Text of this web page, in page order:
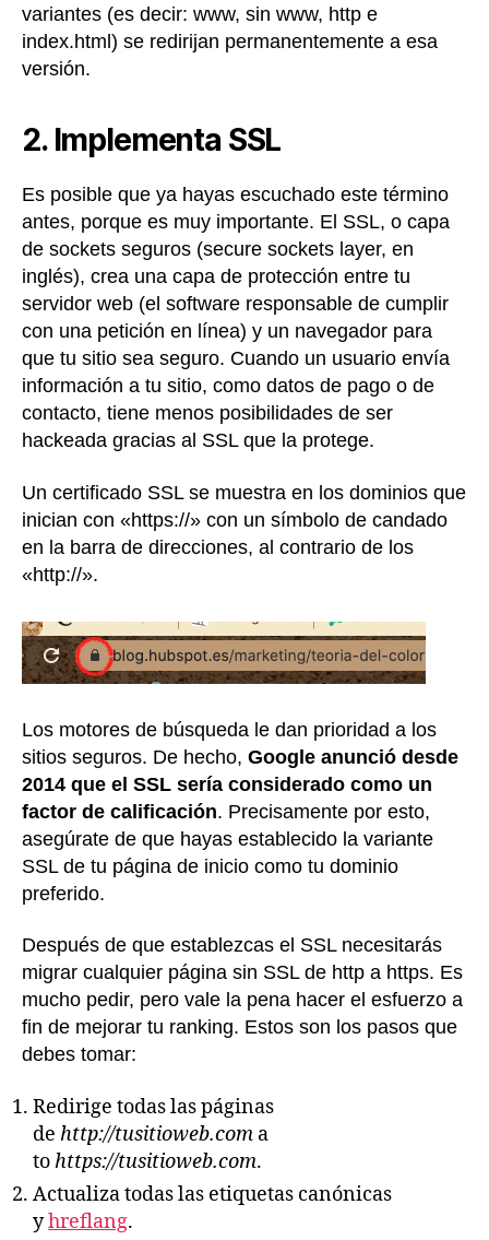
variantes (es decir: www, sin www, http e
index.html) se redirijan permanentemente a esa
versión.
2. Implementa SSL
Es posible que ya hayas escuchado este término
antes, porque es muy importante. El SSL, o capa
de sockets seguros (secure sockets layer, en
inglés), crea una capa de protección entre tu
servidor web (el software responsable de cumplir
con una petición en línea) y un navegador para
que tu sitio sea seguro. Cuando un usuario envía
información a tu sitio, como datos de pago o de
contacto, tiene menos posibilidades de ser
hackeada gracias al SSL que la protege.
Un certificado SSL se muestra en los dominios que
inician con «https://» con un símbolo de candado
en la barra de direcciones, al contrario de los
«http://».
Los motores de búsqueda le dan prioridad a los
sitios seguros. De hecho, Google anunció desde
2014 que el SSL sería considerado como un
factor de calificación. Precisamente por esto,
asegúrate de que hayas establecido la variante
SSL de tu página de inicio como tu dominio
preferido.
Después de que establezcas el SSL necesitarás
migrar cualquier página sin SSL de http a https. Es
mucho pedir, pero vale la pena hacer el esfuerzo a
fin de mejorar tu ranking. Estos son los pasos que
debes tomar:
Redirige todas las páginas
de http://tusitioweb.com a
tohttps://tusitioweb.com.
Actualiza todas las etiquetas canónicas
yhreflang.